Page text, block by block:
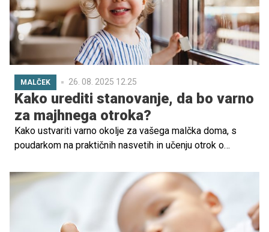
družbenimi situacijami, ki jih prinaša šola.
MALČEK 26. 08. 2025 12.25
Kako urediti stanovanje, da bo varno
za majhnega otroka?
Kako ustvariti varno okolje za vašega malčka doma, s
poudarkom na praktičnih nasvetih in učenju otrok o